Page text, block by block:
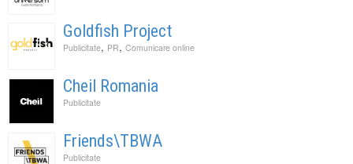
Goldfish Project
Publicitate, PR, Comunicare online
Cheil Romania
Publicitate
Friends\TBWA
Publicitate